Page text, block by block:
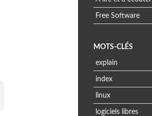
Free Software
MOTS-CLÉS
explain
index
linux
logiciels libres